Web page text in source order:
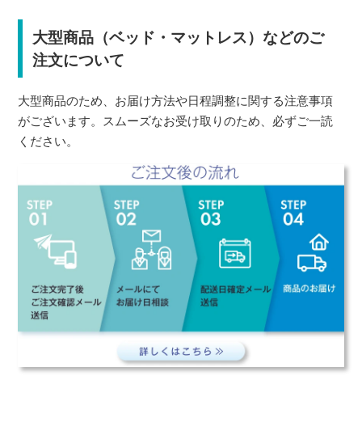
大型商品（ベッド・マットレス）などのご
注文について
大型商品のため、お届け方法や日程調整に関する注意事項
がございます。スムーズなお受け取りのため、必ずご一読
ください。